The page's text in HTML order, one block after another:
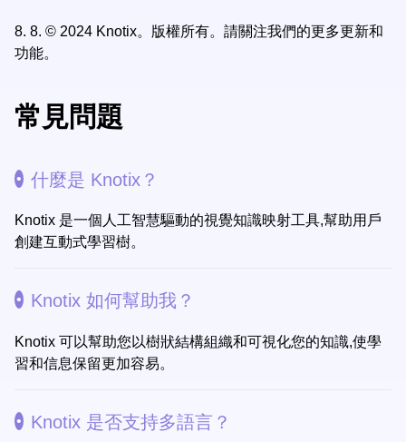
8. 8. © 2024 Knotix。版權所有。請關注我們的更多更新和
功能。
常見問題
什麼是 Knotix？
Knotix 是一個人工智慧驅動的視覺知識映射工具,幫助用戶
創建互動式學習樹。
Knotix 如何幫助我？
Knotix 可以幫助您以樹狀結構組織和可視化您的知識,使學
習和信息保留更加容易。
Knotix 是否支持多語言？